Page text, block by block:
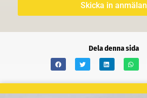
Skicka in anmälan
Dela denna sida